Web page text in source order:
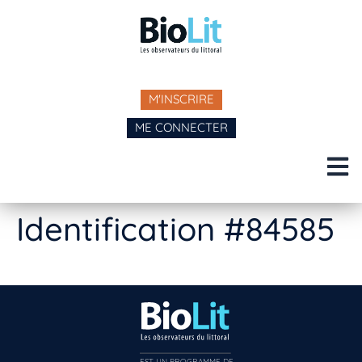
M'INSCRIRE
ME CONNECTER
Identification #84585